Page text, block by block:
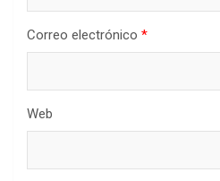
Correo electrónico *
Web